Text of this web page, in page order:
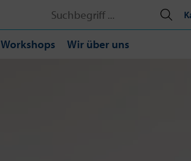
Workshops Wir über uns
Search
for: